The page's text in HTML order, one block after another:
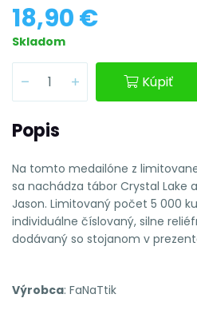
18,90 €
Skladom
Kúpiť
Popis
Na tomto medailóne z
sa nachádza tábor Crystal Lake
Jason. Limitovaný počet 5 000
individuálne číslovaný, silne
dodávaný so stojanom v
Výrobca: FaNaTtik